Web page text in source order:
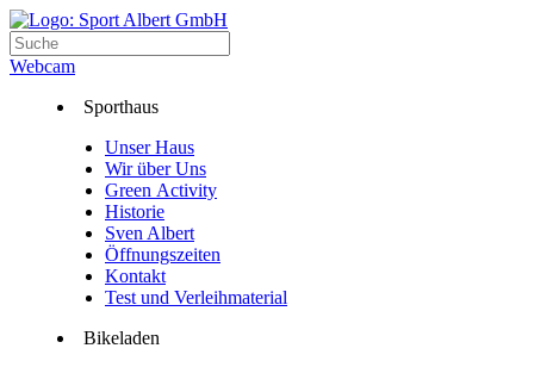
Webcam
Sporthaus
Unser Haus
Wir über Uns
Green Activity
Historie
Sven Albert
Öffnungszeiten
Kontakt
Test und Verleihmaterial
Bikeladen